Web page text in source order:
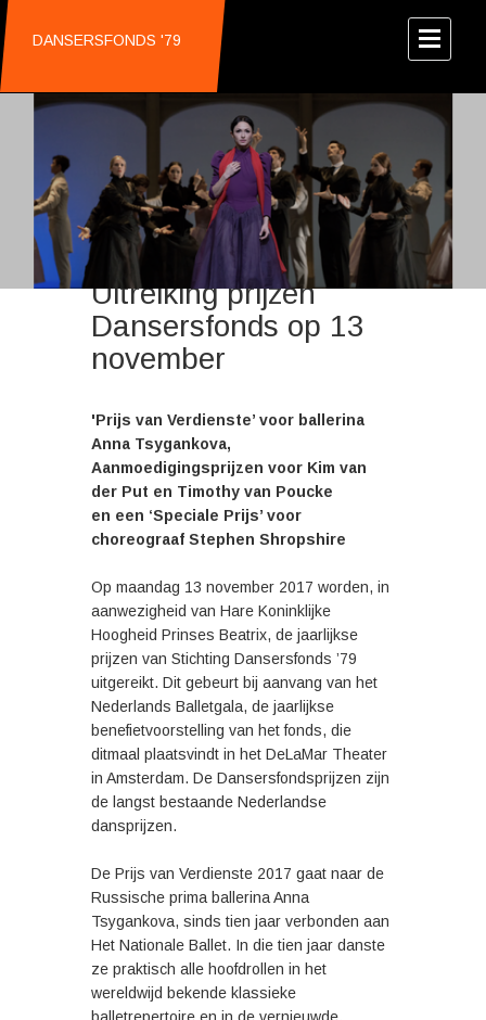
DANSERSFONDS '79
Uitreiking prijzen
Dansersfonds op 13
november
'Prijs van Verdienste’ voor ballerina
Anna Tsygankova,
Aanmoedigingsprijzen voor Kim van
der Put en Timothy van Poucke
en een ‘Speciale Prijs’ voor
choreograaf Stephen Shropshire
Op maandag 13 november 2017 worden, in
aanwezigheid van Hare Koninklijke
Hoogheid Prinses Beatrix, de jaarlijkse
prijzen van Stichting Dansersfonds ’79
uitgereikt. Dit gebeurt bij aanvang van het
Nederlands Balletgala, de jaarlijkse
benefietvoorstelling van het fonds, die
ditmaal plaatsvindt in het DeLaMar Theater
in Amsterdam. De Dansersfondsprijzen zijn
de langst bestaande Nederlandse
dansprijzen.
De Prijs van Verdienste 2017 gaat naar de
Russische prima ballerina Anna
Tsygankova, sinds tien jaar verbonden aan
Het Nationale Ballet. In die tien jaar danste
ze praktisch alle hoofdrollen in het
wereldwijd bekende klassieke